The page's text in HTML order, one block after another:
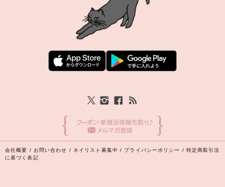
会社概要 / お問い合わせ / ネイリスト募集中 / プライバシーポリシー / 特定商取引法
に基づく表記